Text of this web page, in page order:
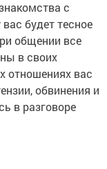
с
будет тесное
общении все
в своих
отношениях вас
обвинения и
в разговоре